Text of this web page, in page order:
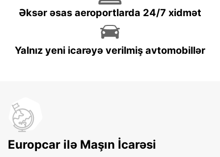
Əksər əsas aeroportlarda 24/7 xidmət
Yalnız yeni icarəyə verilmiş avtomobillər
Europcar ilə Maşın İcarəsi